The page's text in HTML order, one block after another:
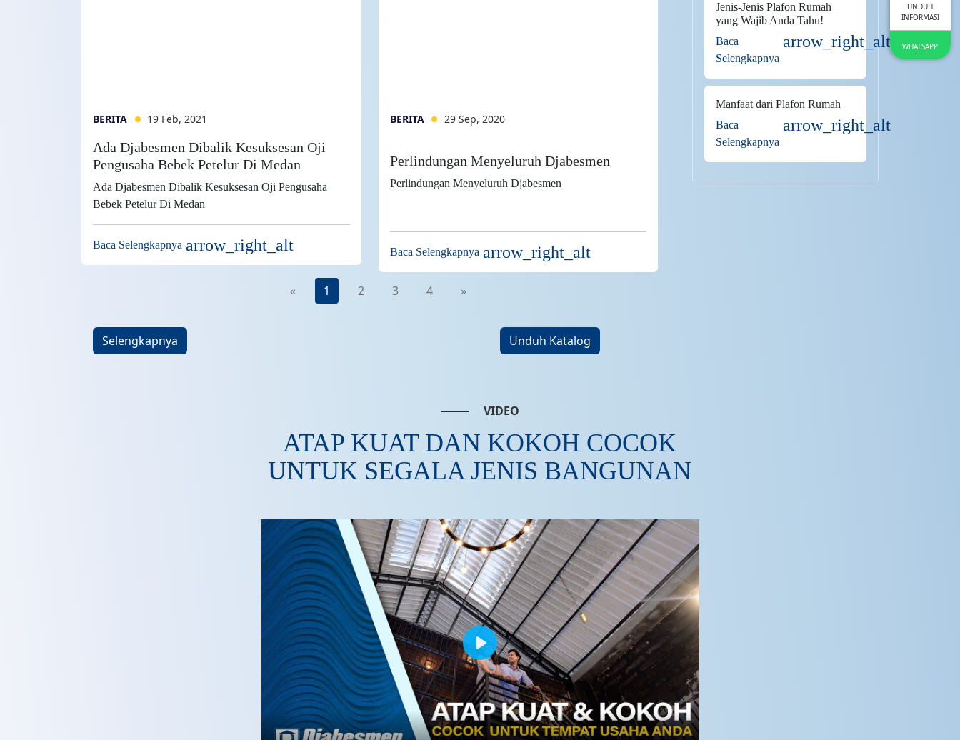
BERITA 19 Feb, 2021
Ada Djabesmen Dibalik Kesuksesan Oji
Pengusaha Bebek Petelur Di Medan
Ada Djabesmen Dibalik Kesuksesan Oji Pengusaha
Bebek Petelur Di Medan
Baca Selengkapnya arrow_right_alt
BERITA 29 Sep, 2020
Perlindungan Menyeluruh Djabesmen
Perlindungan Menyeluruh Djabesmen
Baca Selengkapnya arrow_right_alt
« 1 2 3 4 »
Jenis-Jenis Plafon Rumah
yang Wajib Anda Tahu!
Baca
Selengkapnya
arrow_right_alt
Manfaat dari Plafon Rumah
Baca
Selengkapnya
arrow_right_alt
Selengkapnya Unduh Katalog
VIDEO
ATAP KUAT DAN KOKOH COCOK
UNTUK SEGALA JENIS BANGUNAN
Play
UNDUH
INFORMASI
WHATSAPP